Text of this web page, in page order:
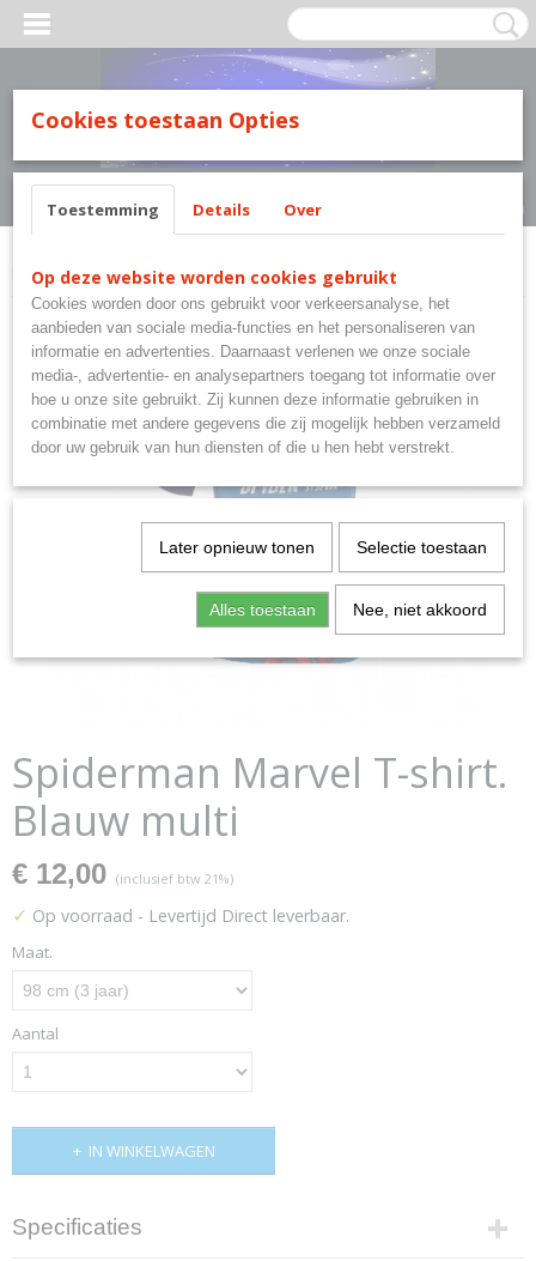
Inloggen Registreren
(0)
Home >Marvel's Spiderman>Spiderman Marvel T-shirt. Blauw multi
Spiderman Marvel T-shirt.
Blauw multi
€ 12,00 (inclusief btw 21%)
✓ Op voorraad - Levertijd Direct leverbaar.
Maat.
Aantal
IN WINKELWAGEN
Specificaties
Cookies toestaan Opties
Toestemming Details Over
Op deze website worden cookies gebruikt
Cookies worden door ons gebruikt voor verkeersanalyse, het
aanbieden van sociale media-functies en het personaliseren van
informatie en advertenties. Daarnaast verlenen we onze sociale
media-, advertentie- en analysepartners toegang tot informatie over
hoe u onze site gebruikt. Zij kunnen deze informatie gebruiken in
combinatie met andere gegevens die zij mogelijk hebben verzameld
door uw gebruik van hun diensten of die u hen hebt verstrekt.
Later opnieuw tonen Selectie toestaan
Alles toestaan Nee, niet akkoord